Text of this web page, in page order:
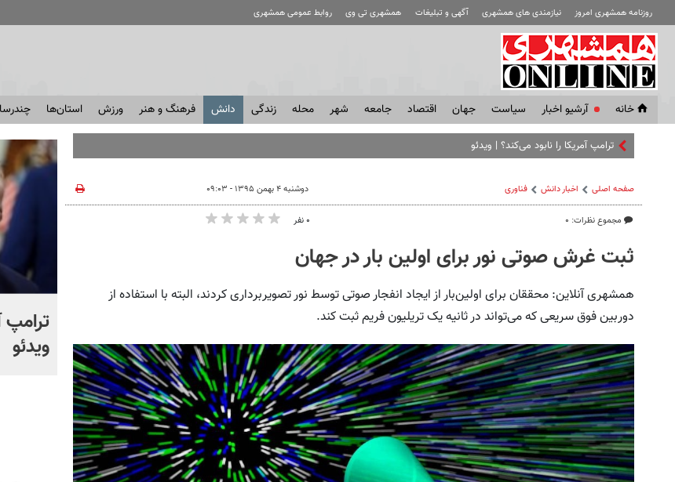
روزنامه همشهری امروز نیازمندی های همشهری آگهی و تبلیغات همشهری تی وی روابط عمومی همشهری
خانه آرشیو اخبار سياست جهان اقتصاد جامعه شهر محله زندگی دانش فرهنگ و هنر ورزش استان‌ها
ترامپ آمریکا را نابود می‌کند؟ | ویدئو
صفحه اصلی اخبار دانش فناوری‌
مجموع نظرات: ۰
دوشنبه ۴ بهمن ۱۳۹۵ - ۰۹:۰۳
۰ نفر
ثبت غرش صوتی نور برای اولین بار در جهان
همشهری آنلاین: محققان برای اولین‌بار از ایجاد انفجار صوتی توسط نور تصویربرداری کردند، البته با استفاده از
دوربین فوق سریعی که می‌تواند در ثانیه یک تریلیون فریم ثبت کند.
شهید لاریجانی به رد صلاحیت
خود + ویدئو
ترامپ
ویدئو